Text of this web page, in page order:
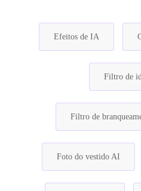
Efeitos de IA
Filtro de
Filtro de
Foto do vestido AI